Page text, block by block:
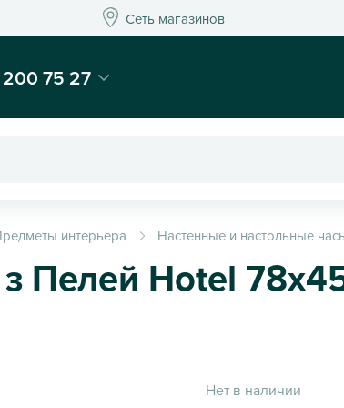
Сеть магазиновСеть магазинов
и декора - Kaktus
75 27
интерьера Настенные и настольные
Пелей Hotel
Нет в наличии